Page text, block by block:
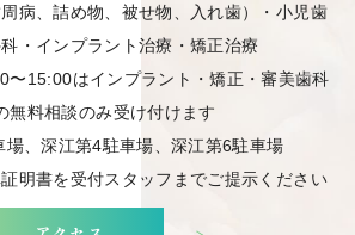
病、詰め物、被せ物、入れ歯）・小児歯
・インプラント治療・矯正治療
〜15:00はインプラント・矯正・審美歯科
無料相談のみ受け付けます
場、深江第4駐車場、深江第6駐車場
明書を受付スタッフまでご提示ください